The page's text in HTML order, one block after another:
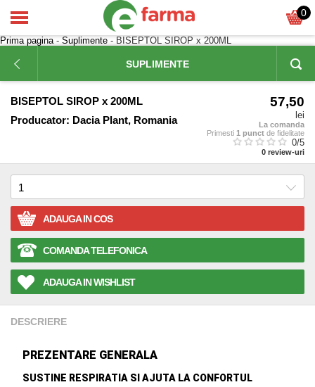
0
Prima pagina- Suplimente - BISEPTOL SIROP x 200ML
SUPLIMENTE
BISEPTOL SIROP x 200ML
Producator: Dacia Plant, Romania
57,50
lei
La comanda
Primesti 1 punct de fidelitate
0/5
0 review-uri
ADAUGA IN COS
COMANDA TELEFONICA
ADAUGA IN WISHLIST
DESCRIERE
PREZENTARE GENERALA
SUSTINE RESPIRATIA SI AJUTA LA CONFORTUL